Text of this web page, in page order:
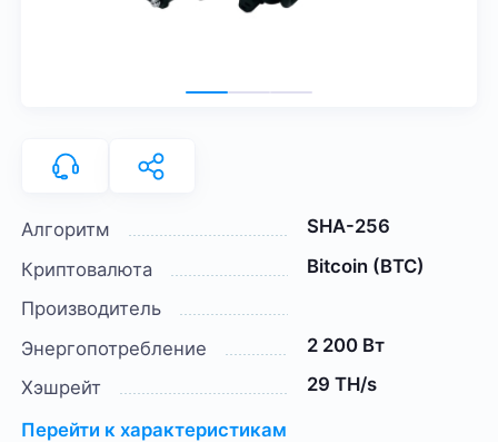
Алгоритм
SHA-256
Криптовалюта
Bitcoin (BTC)
Производитель
Энергопотребление
2 200 Вт
Хэшрейт
29 TH/s
Перейти к характеристикам